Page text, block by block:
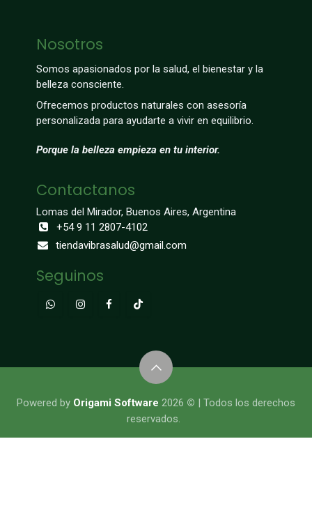
Nosotros
Somos apasionados por la salud, el bienestar y la
belleza consciente.
Ofrecemos productos naturales con asesoría
personalizada para ayudarte a vivir en equilibrio.
Porque la belleza empieza en tu interior.
Contactanos
Lomas del Mirador, Buenos Aires, Argentina
+54 9 11 2807-4102
tiendavibrasalud@gmail.com
Seguinos
​​​​​​​​Powered by Origami Software 2026 © | Todos los derechos
reservados.